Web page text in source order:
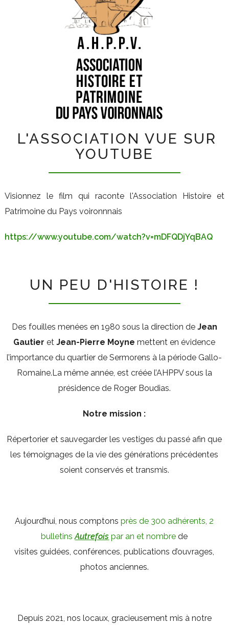
L'ASSOCIATION VUE SUR
YOUTUBE
Visionnez le film qui raconte l'Association Histoire et
Patrimoine du Pays voironnnais
https://www.youtube.com/watch?v=mDFQDjYqBAQ
UN PEU D'HISTOIRE !
Des fouilles menées en 1980 sous la direction de Jean
Gautier etJean-Pierre Moyne mettent en évidence
l’importance du quartier de Sermorens à la période Gallo-
Romaine.La même année, est créée l’AHPPV sous la
présidence de Roger Boudias.
Notre mission :
Répertorier et sauvegarder les vestiges du passé afin que
les témoignages de la vie des générations précédentes
soient conservés et transmis.
Aujourd’hui, nous comptonsprès de 300 adhérents, 2
bulletinsAutrefois par an et nombre de
visites guidées, conférences, publications d’ouvrages,
photos anciennes.
Depuis 2021, nos locaux, gracieusement mis à notre